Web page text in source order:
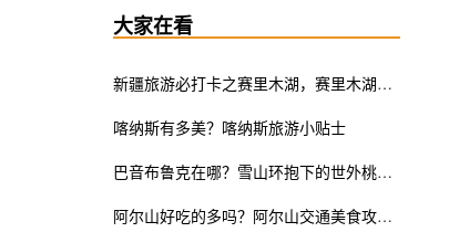
大家在看
新疆旅游必打卡之赛里木湖，赛里木湖游玩小攻略
喀纳斯有多美？喀纳斯旅游小贴士
巴音布鲁克在哪？雪山环抱下的世外桃源你值得拥有
阿尔山好吃的多吗？阿尔山交通美食攻略告诉你